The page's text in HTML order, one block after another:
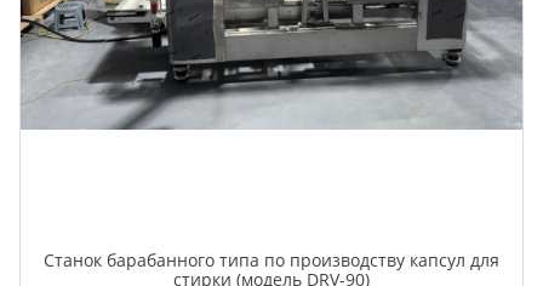
Станок барабанного типа по производству капсул для
стирки (модель DRV-90)